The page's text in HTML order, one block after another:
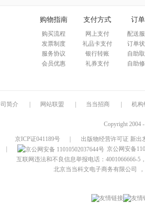
购物指南
购买流程
发票制度
服务协议
会员优惠
支付方式
网上支付
礼品卡支付
银行转账
礼券支付
订
配送
订单
自助
自助
简介 网站联盟 当当招商 机构
Copyright 2004
京ICP证041189号
出版物经营许可证 新出
京公网安备
互联网违法和不良信息举报电话：4001066666-5
北京当当科文电子商务有限公司